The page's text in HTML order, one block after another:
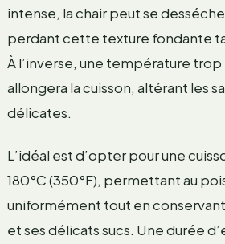
intense, la chair peut se
perdant cette texture fondante
À l’inverse, une température trop
allongera la cuisson, altérant les
délicates.
L’idéal est d’opter pour une
180°C (350°F), permettant au
uniformément tout en
et ses délicats sucs. Une durée